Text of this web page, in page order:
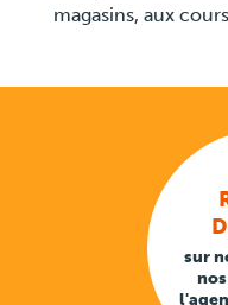
magasins, aux
sur